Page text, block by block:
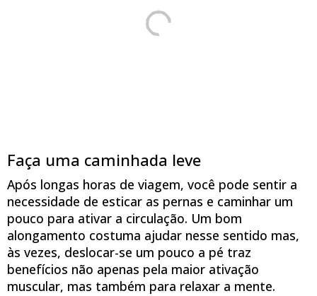
Faça uma caminhada leve
Após longas horas de viagem, você pode sentir a
necessidade de esticar as pernas e caminhar um
pouco para ativar a circulação. Um bom
alongamento costuma ajudar nesse sentido mas,
às vezes, deslocar-se um pouco a pé traz
benefícios não apenas pela maior ativação
muscular, mas também para relaxar a mente.